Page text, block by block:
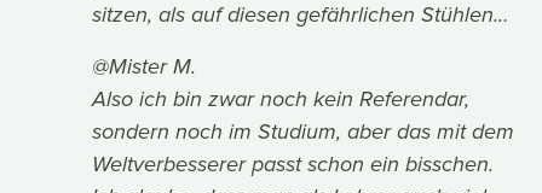
sitzen, als auf diesen gefährlichen Stühlen…
@Mister M.
Also ich bin zwar noch kein Referendar,
sondern noch im Studium, aber das mit dem
Weltverbesserer passt schon ein bisschen.